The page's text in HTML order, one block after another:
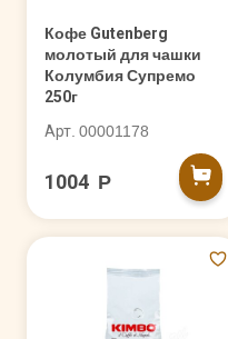
Кофе Gutenberg
молотый для чашки
Колумбия Супремо
250г
Арт. 00001178
1004 Р